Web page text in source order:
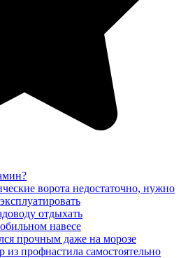
ворота недостаточно, нужно
отдыхать
навесе
прочным даже на морозе
из профнастила самостоятельно